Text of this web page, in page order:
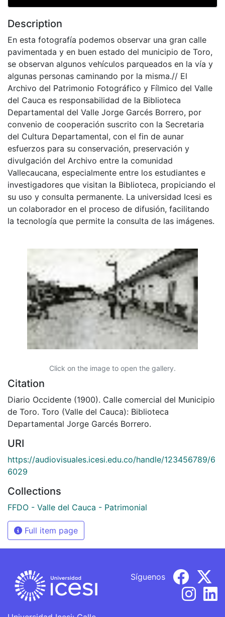
Description
En esta fotografía podemos observar una gran calle
pavimentada y en buen estado del municipio de Toro,
se observan algunos vehículos parqueados en la vía y
algunas personas caminando por la misma.// El
Archivo del Patrimonio Fotográfico y Fílmico del Valle
del Cauca es responsabilidad de la Biblioteca
Departamental del Valle Jorge Garcés Borrero, por
convenio de cooperación suscrito con la Secretaria
del Cultura Departamental, con el fin de aunar
esfuerzos para su conservación, preservación y
divulgación del Archivo entre la comunidad
Vallecaucana, especialmente entre los estudiantes e
investigadores que visitan la Biblioteca, propiciando el
su uso y consulta permanente. La universidad Icesi es
un colaborador en el proceso de difusión, facilitando
la tecnología que permite la consulta de las imágenes.
Click on the image to open the gallery.
Citation
Diario Occidente (1900). Calle comercial del Municipio
de Toro. Toro (Valle del Cauca): Biblioteca
Departamental Jorge Garcés Borrero.
URI
https://audiovisuales.icesi.edu.co/handle/123456789/6
6029
Collections
FFDO - Valle del Cauca - Patrimonial
Full item page
Síguenos